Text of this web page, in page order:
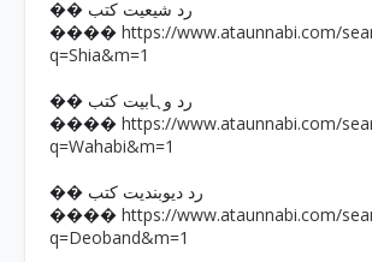
�� رد شیعیت کتب
���� https://www.ataunnabi.com/
q=Shia&m=1
�� رد وہابیت کتب
���� https://www.ataunnabi.com/
q=Wahabi&m=1
�� رد دیوبندیت کتب
���� https://www.ataunnabi.com/
q=Deoband&m=1